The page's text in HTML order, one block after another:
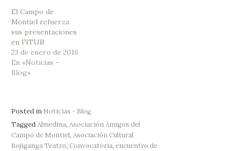
El Campo de
Montiel refuerza
sus presentaciones
en FITUR
23 de enero de 2016
En «Noticias -
Blog»
Posted in Noticias - Blog
TaggedAlmedina,Asociación Amigos del
Campo de Montiel,Asociación Cultural
Bojiganga Teatro,Convocatoria,encuentro de